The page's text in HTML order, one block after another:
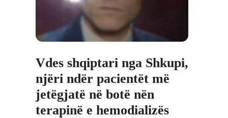
Vdes shqiptari nga Shkupi,
njëri ndër pacientët më
jetëgjatë në botë nën
terapinë e hemodializës